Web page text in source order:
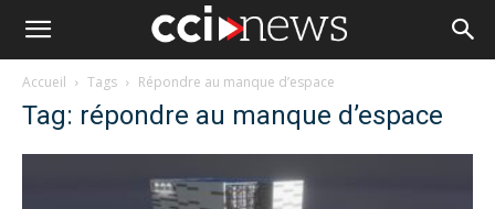
Accueil Tags Répondre au manque d’espace
Tag: répondre au manque d’espace